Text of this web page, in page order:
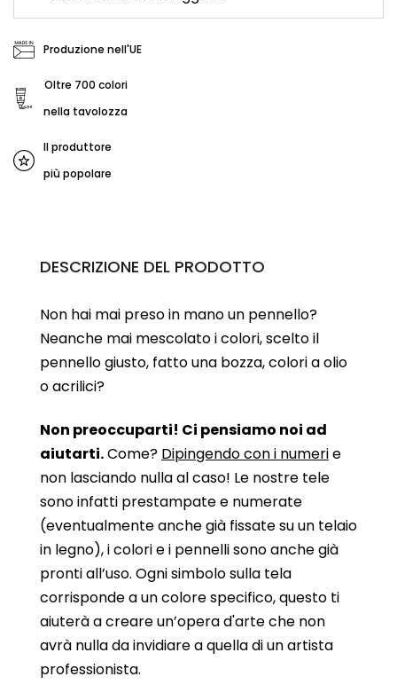
Produzione nell'UE
Oltre 700 colori
nella tavolozza
Il produttore
più popolare
DESCRIZIONE DEL PRODOTTO
Non hai mai preso in mano un pennello?
Neanche mai mescolato i colori, scelto il
pennello giusto, fatto una bozza, colori a olio
o acrilici?
Non preoccuparti! Ci pensiamo noi ad
aiutarti.Come? Dipingendo con i numerie
non lasciando nulla al caso! Le nostre tele
sono infatti prestampate e numerate
(eventualmente anche già fissate su un telaio
in legno), i colori e i pennelli sono anche già
pronti all’uso. Ogni simbolo sulla tela
corrisponde a un colore specifico, questo ti
aiuterà a creare un’opera d'arte che non
avrà nulla da invidiare a quella di un artista
professionista.